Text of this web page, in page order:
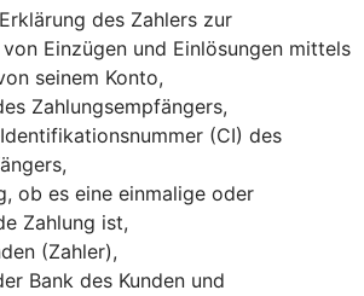
des Zahlers zur
Einzügen und Einlösungen mittels
seinem Konto,
Zahlungsempfängers,
(CI) des
ob es eine einmalige oder
Zahlung ist,
(Zahler),
Bank des Kunden und